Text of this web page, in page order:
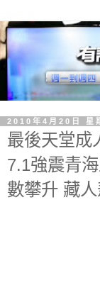
2010年4月20日 星
最後天堂成
7.1強震青
數攀升 藏人